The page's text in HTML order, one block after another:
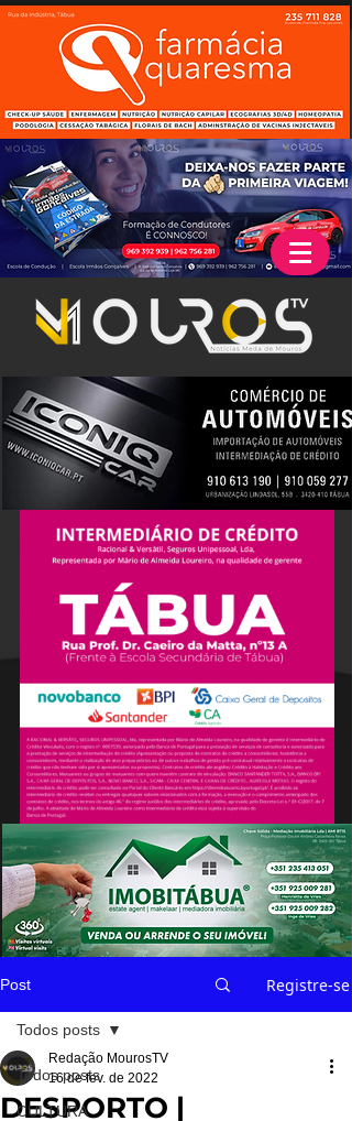
Post Registre-se
Todos posts
CULTURA
Todos posts
DESPORTO |
Redação MourosTV
16 de fev. de 2022